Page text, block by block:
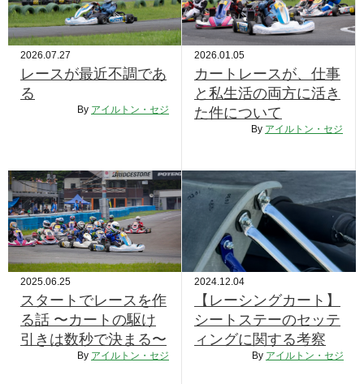
WORKS
ACTION
RECRUIT
CONTACT US
サイトマップ
約款
情報セキュリティ
プライバシーポリシー
2026.07.27
レースが最近不調であ
る
By アイルトン・セジ
2026.01.05
カートレースが、仕事
と私生活の両方に活き
た件について
By アイルトン・セジ
2025.06.25
スタートでレースを作
る話 〜カートの駆け
引きは数秒で決まる〜
By アイルトン・セジ
2024.12.04
【レーシングカート】
シートステーのセッテ
ィングに関する考察
By アイルトン・セジ